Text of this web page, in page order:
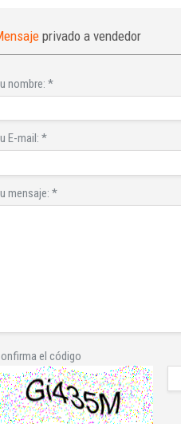
privado a vendedor
nombre: *
E-mail: *
mensaje: *
el código